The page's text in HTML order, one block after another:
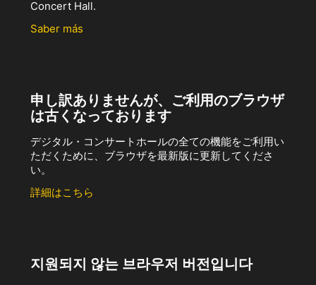
Concert Hall.
Saber más
申し訳ありませんが、ご利用のブラウザ
は古くなっております
デジタル・コンサートホールの全ての機能をご利用い
ただくために、ブラウザを最新版に更新してくださ
い。
詳細はこちら
지원되지 않는 브라우저 버전입니다